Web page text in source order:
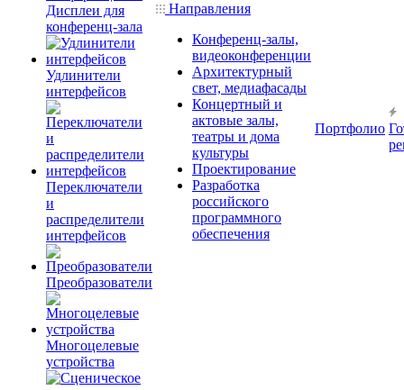
Дисплеи для
конференц-зала
Удлинители
интерфейсов
Переключатели
и
распределители
интерфейсов
Преобразователи
Многоцелевые
устройства
Направления
Конференц-залы,
видеоконференции
Архитектурный
свет, медиафасады
Концертный и
актовые залы,
театры и дома
культуры
Проектирование
Разработка
российского
программного
обеспечения
Портфолио